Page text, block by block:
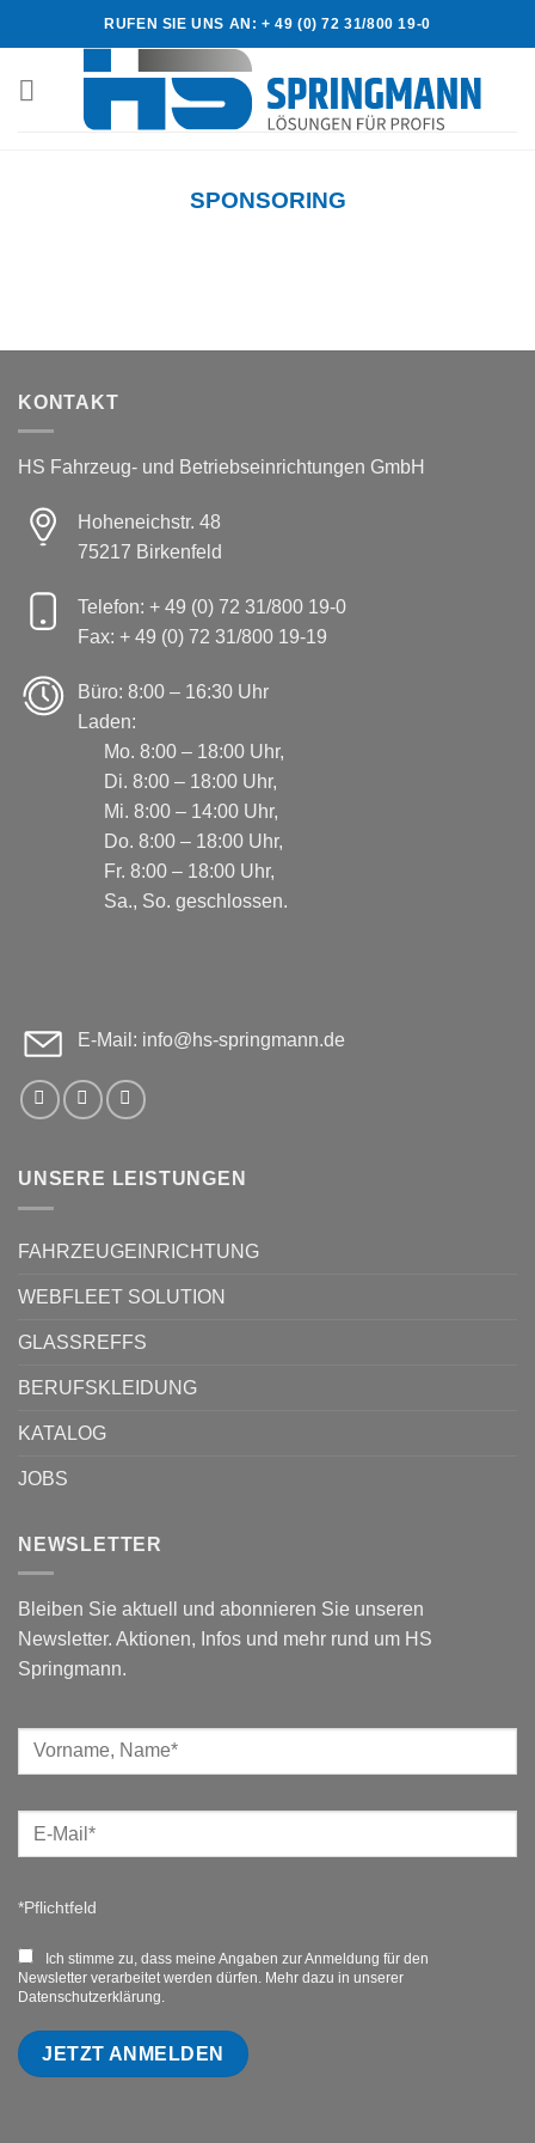
to
RUFEN SIE UNS AN: + 49 (0) 72 31/800 19-0
SPONSORING
KONTAKT
HS Fahrzeug- und Betriebseinrichtungen GmbH
Hoheneichstr. 48
75217 Birkenfeld
Telefon: + 49 (0) 72 31/800 19-0
Fax: + 49 (0) 72 31/800 19-19
Büro: 8:00 – 16:30 Uhr
Laden:
Mo. 8:00 – 18:00 Uhr,
Di. 8:00 – 18:00 Uhr,
Mi. 8:00 – 14:00 Uhr,
Do. 8:00 – 18:00 Uhr,
Fr. 8:00 – 18:00 Uhr,
Sa., So. geschlossen.
E-Mail: info@hs-springmann.de
UNSERE LEISTUNGEN
FAHRZEUGEINRICHTUNG
WEBFLEET SOLUTION
GLASSREFFS
BERUFSKLEIDUNG
KATALOG
JOBS
NEWSLETTER
Bleiben Sie aktuell und abonnieren Sie unseren
Newsletter. Aktionen, Infos und mehr rund um HS
Springmann.
*Pflichtfeld
Ich stimme zu, dass meine Angaben zur Anmeldung für den
Newsletter verarbeitet werden dürfen. Mehr dazu in unserer
Datenschutzerklärung.